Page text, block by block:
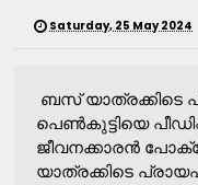
Saturday, 25 May 2024
ബസ് യാത്രക്കിടെ
പെൺകുട്ടിയെ
ജീവനക്കാരൻ
യാത്രക്കിടെ